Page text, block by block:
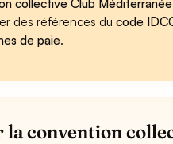
collective Club Méditerranée
des références ducode
de paie.
convention